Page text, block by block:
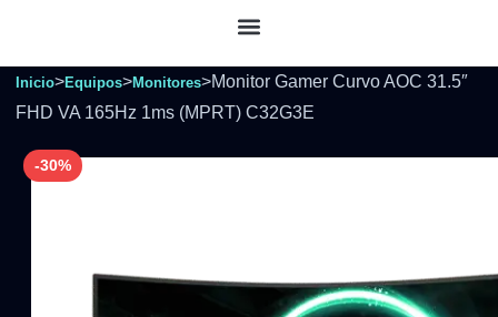
Inicio>Equipos>Monitores>Monitor Gamer Curvo AOC 31.5″
FHD VA 165Hz 1ms (MPRT) C32G3E
-30%